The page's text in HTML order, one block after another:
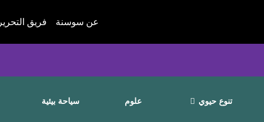
عن سوسنة فريق التحرير
تنوع حيوي علوم سياحة بيئية